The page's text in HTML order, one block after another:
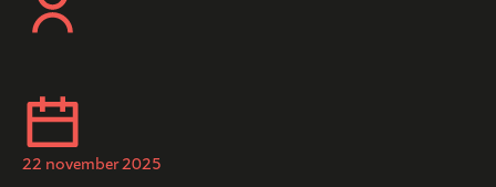
22 november 2025